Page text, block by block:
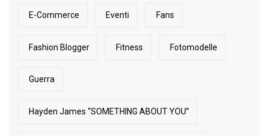
E-Commerce Eventi Fans
Fashion Blogger Fitness Fotomodelle
Guerra
Hayden James “SOMETHING ABOUT YOU”